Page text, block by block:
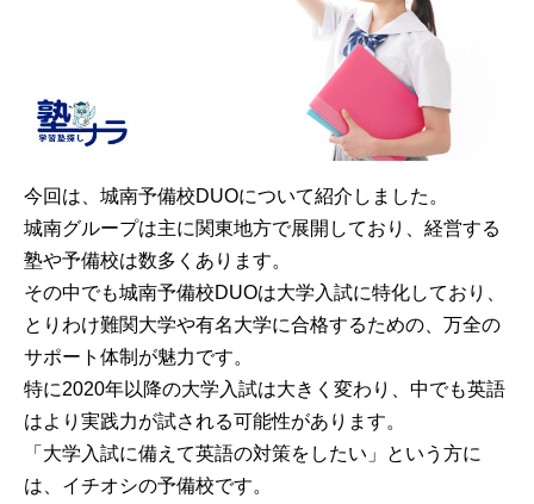
今回は、城南予備校DUOについて紹介しました。
城南グループは主に関東地方で展開しており、経営する
塾や予備校は数多くあります。
その中でも城南予備校DUOは大学入試に特化しており、
とりわけ難関大学や有名大学に合格するための、万全の
サポート体制が魅力です。
特に2020年以降の大学入試は大きく変わり、中でも英語
はより実践力が試される可能性があります。
「大学入試に備えて英語の対策をしたい」という方に
は、イチオシの予備校です。